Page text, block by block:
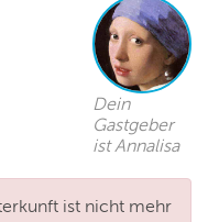
Dein
Gastgeber
ist Annalisa
ist nicht mehr